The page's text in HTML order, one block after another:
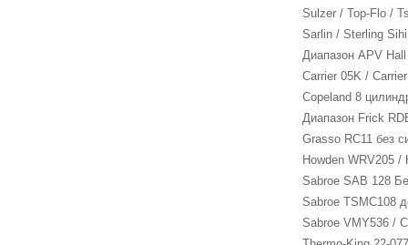
Sulzer / Top-Flo /
Sarlin / Sterling
Диапазон APV
Carrier 05K /
Copeland 8
Диапазон Frick
Grasso RC11 без
Howden WRV205
Sabroe SAB 128
Sabroe TSMC108
Sabroe VMY536 /